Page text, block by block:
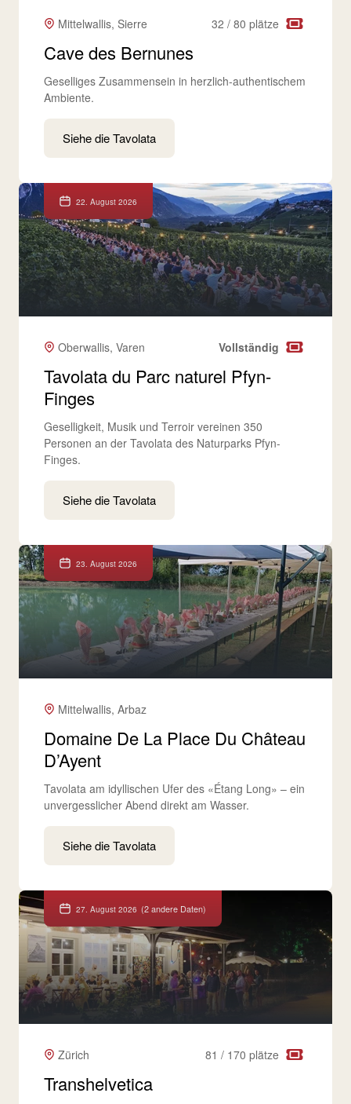
Mittelwallis, Sierre 32 / 80 plätze
Cave des Bernunes
Geselliges Zusammensein in herzlich-authentischem
Ambiente.
Siehe die Tavolata
22. August 2026
Oberwallis, Varen Vollständig
Tavolata du Parc naturel Pfyn-
Finges
Geselligkeit, Musik und Terroir vereinen 350
Personen an der Tavolata des Naturparks Pfyn-
Finges.
Siehe die Tavolata
23. August 2026
Mittelwallis, Arbaz
Domaine De La Place Du Château
D’Ayent
Tavolata am idyllischen Ufer des «Étang Long» – ein
unvergesslicher Abend direkt am Wasser.
Siehe die Tavolata
27. August 2026 (2 andere Daten)
Zürich 81 / 170 plätze
Transhelvetica